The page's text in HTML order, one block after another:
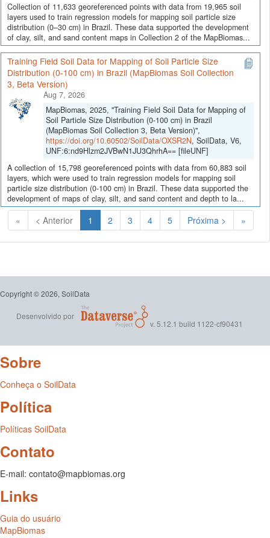
Collection of 11,633 georeferenced points with data from 19,965 soil
layers used to train regression models for mapping soil particle size
distribution (0–30 cm) in Brazil. These data supported the development
of clay, silt, and sand content maps in Collection 2 of the MapBiomas...
Training Field Soil Data for Mapping of Soil Particle Size
Distribution (0-100 cm) in Brazil (MapBiomas Soil Collection
3, Beta Version)
Aug 7, 2026
MapBiomas, 2025, "Training Field Soil Data for Mapping of
Soil Particle Size Distribution (0-100 cm) in Brazil
(MapBiomas Soil Collection 3, Beta Version)",
https://doi.org/10.60502/SoilData/OXSR2N, SoilData, V6,
UNF:6:nd9Hlzm2JVBwN1JU3QhrhA== [fileUNF]
A collection of 15,798 georeferenced points with data from 60,883 soil
layers, which were used to train regression models for mapping soil
particle size distribution (0-100 cm) in Brazil. These data supported the
development of maps of clay, silt, and sand content and depth to la...
« < Anterior 1 (Atual)
2 3 4 5 Próxima > »
Copyright © 2026, SoilData
Desenvolvido por
v. 5.12.1 build 1122-cf90431
Sobre
Conheça o SoilData
Política
Políticas SoilData
Contato
E-mail: contato@mapbiomas.org
Links
Guia do usuário
MapBiomas